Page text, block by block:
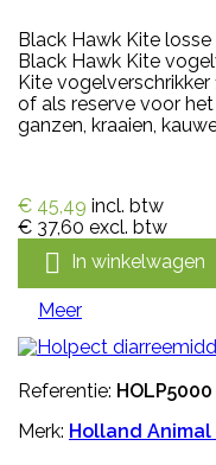
Black Hawk Kite
Black Hawk Kite
Kite
of als reserve voor
ganzen, kraaien,
€ 45,49 incl. btw
€ 37,60 excl. btw
 In winkelwagen
Meer
Referentie: HOLP5000
Merk: Holland Animal